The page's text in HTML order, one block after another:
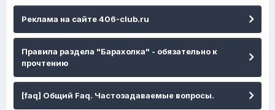
Реклама на сайте 406-club.ru
Правила раздела "Барахолка" - обязательно к
прочтению
[faq] Общий Faq. Частозадаваемые вопросы.